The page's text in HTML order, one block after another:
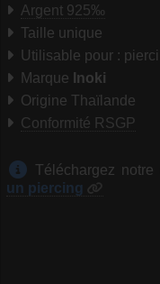
Argent 925‰
Taille unique
Utilisable pour :
Marque Inoki
Origine Thaïlande
Conformité RSGP
Téléchargez notre
un piercing